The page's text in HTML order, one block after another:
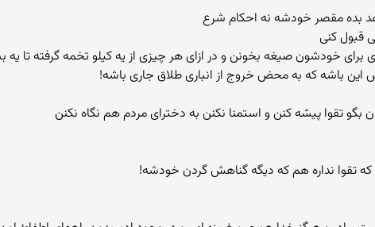
قبول کنی
برای خودشون صیغه بخونن و در ازای هر چیزی از یه کیلو تخمه گرفته
باشه که به محض خروج از انباری طلاق جاری باشه!
که تقوا نداره هم که دیگه گناهش گردن خودشه!